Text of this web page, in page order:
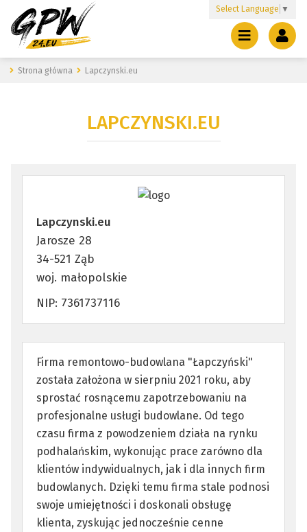
Select Language ▼
Strona główna Lapczynski.eu
LAPCZYNSKI.EU
Lapczynski.eu
Jarosze 28
34-521 Ząb
woj. małopolskie
NIP: 7361737116
Firma remontowo-budowlana "Łapczyński"
została założona w sierpniu 2021 roku, aby
sprostać rosnącemu zapotrzebowaniu na
profesjonalne usługi budowlane. Od tego
czasu firma z powodzeniem działa na rynku
podhalańskim, wykonując prace zarówno dla
klientów indywidualnych, jak i dla innych firm
budowlanych. Dzięki temu firma stale podnosi
swoje umiejętności i doskonali obsługę
klienta, zyskując jednocześnie cenne